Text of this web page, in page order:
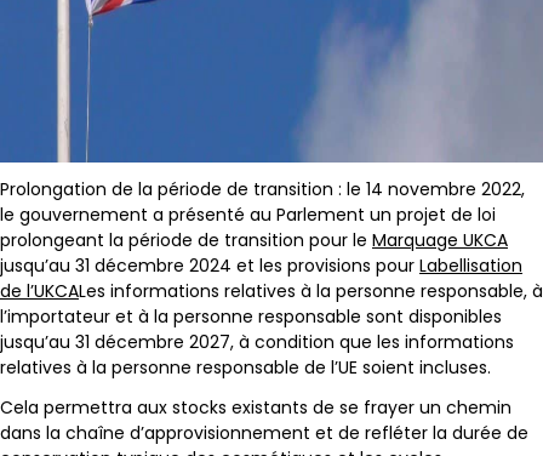
Prolongation de la période de transition : le 14 novembre 2022,
le gouvernement a présenté au Parlement un projet de loi
prolongeant la période de transition pour le Marquage UKCA
jusqu’au 31 décembre 2024 et les provisions pour Labellisation
de l’UKCALes informations relatives à la personne responsable, à
l’importateur et à la personne responsable sont disponibles
jusqu’au 31 décembre 2027, à condition que les informations
relatives à la personne responsable de l’UE soient incluses.
Cela permettra aux stocks existants de se frayer un chemin
dans la chaîne d’approvisionnement et de refléter la durée de